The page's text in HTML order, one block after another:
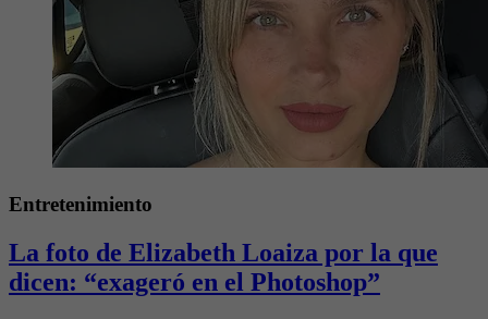
Entretenimiento
La foto de Elizabeth Loaiza por la que
dicen: “exageró en el Photoshop”